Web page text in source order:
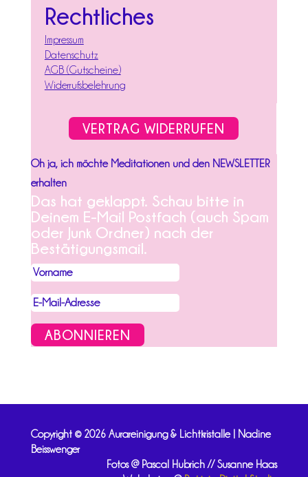
Rechtliches
Impressum
Datenschutz
AGB (Gutscheine)
Widerrufsbelehrung
VERTRAG WIDERRUFEN
Oh ja, ich möchte Meditationen und den NEWSLETTER
erhalten
Das hat geklappt. Schau bitte in
Deinem E-Mail Postfach (auch Spam
oder Junk Ordner) nach der
Bestätigungsmail.
ABONNIEREN
Copyright © 2026 Aurareinigung & Lichtkristalle | Nadine
Beisswenger
Fotos @ Pascal Hubrich // Susanne Haas